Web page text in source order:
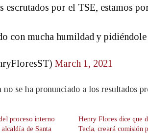
escrutados por el TSE, estamos
con mucha humildad y
March 1, 2021
no se ha pronunciado a los resultados
proceso interno
de Santa
Henry Flores dice que
Tecla, creará comisión